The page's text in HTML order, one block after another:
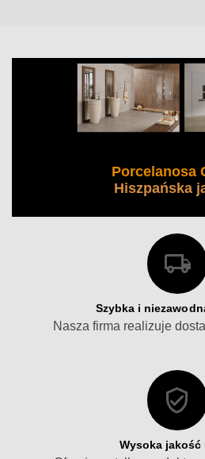
Porcelanosa
Hiszpańska
Szybka i
Nasza firma realizuje
Wysoka jakość